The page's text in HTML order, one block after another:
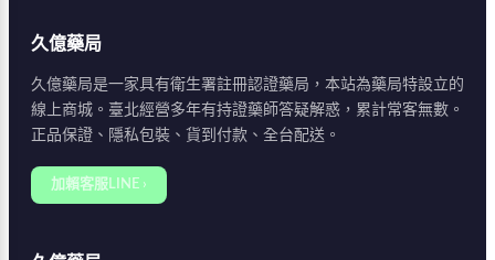
久億藥局
久億藥局是一家具有衛生署註冊認證藥局，本站為藥局特設立的
線上商城。臺北經營多年有持證藥師答疑解惑，累計常客無數。
正品保證、隱私包裝、貨到付款、全台配送。
加賴客服LINE ›